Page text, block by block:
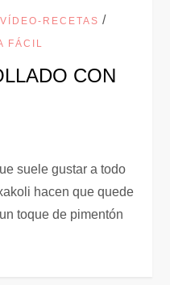
VÍDEO-RECETAS /
FÁCIL
CON
suele gustar a todo
hacen que quede
toque de pimentón